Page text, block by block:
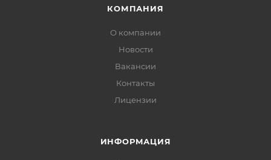
КОМПАНИЯ
О компании
Новости
Вакансии
Контакты
Лицензии
ИНФОРМАЦИЯ